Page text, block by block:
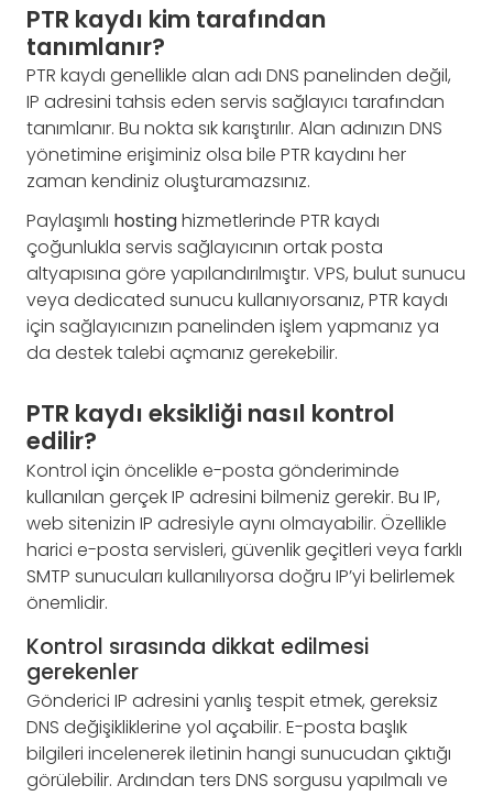
PTR kaydı kim tarafından
tanımlanır?
PTR kaydı genellikle alan adı DNS panelinden değil,
IP adresini tahsis eden servis sağlayıcı tarafından
tanımlanır. Bu nokta sık karıştırılır. Alan adınızın DNS
yönetimine erişiminiz olsa bile PTR kaydını her
zaman kendiniz oluşturamazsınız.
Paylaşımlı hostinghizmetlerinde PTR kaydı
çoğunlukla servis sağlayıcının ortak posta
altyapısına göre yapılandırılmıştır. VPS, bulut sunucu
veya dedicated sunucu kullanıyorsanız, PTR kaydı
için sağlayıcınızın panelinden işlem yapmanız ya
da destek talebi açmanız gerekebilir.
PTR kaydı eksikliği nasıl kontrol
edilir?
Kontrol için öncelikle e-posta gönderiminde
kullanılan gerçek IP adresini bilmeniz gerekir. Bu IP,
web sitenizin IP adresiyle aynı olmayabilir. Özellikle
harici e-posta servisleri, güvenlik geçitleri veya farklı
SMTP sunucuları kullanılıyorsa doğru IP’yi belirlemek
önemlidir.
Kontrol sırasında dikkat edilmesi
gerekenler
Gönderici IP adresini yanlış tespit etmek, gereksiz
DNS değişikliklerine yol açabilir. E-posta başlık
bilgileri incelenerek iletinin hangi sunucudan çıktığı
görülebilir. Ardından ters DNS sorgusu yapılmalı ve